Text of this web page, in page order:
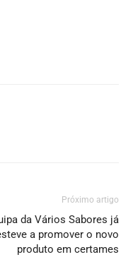
Próximo artigo
da Vários Sabores já
a promover o novo
produto em certames